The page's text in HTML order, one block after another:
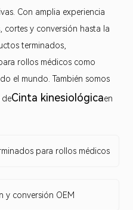
Con amplia experiencia
cortes y conversión hasta la
terminados,
rollos médicos como
el mundo. También somos
deCinta kinesiológicaen
para rollos médicos
y conversión OEM